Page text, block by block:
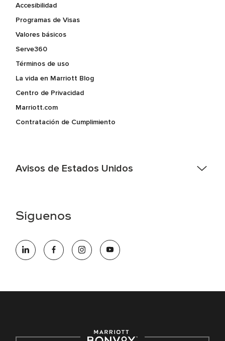
Accesibilidad
Programas de Visas
Valores básicos
Serve360
Términos de uso
La vida en Marriott Blog
Centro de Privacidad
Marriott.com
Contratación de Cumplimiento
Avisos de Estados Unidos
electrónico hqaffirmativeaction@marriott.com
oportunidades que se compromete a contratar una fuerza
de trabajo diversa y a mantener una cultura inclusiva.
Derecho a trabajar inglés/español
Síguenos